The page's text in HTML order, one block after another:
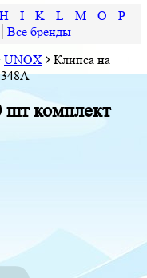
H I K L M O
P
UNOX
Клипса на
шт комплект